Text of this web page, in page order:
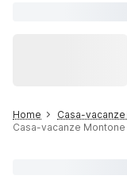
Home Casa-vacanze
Casa-vacanze Montone